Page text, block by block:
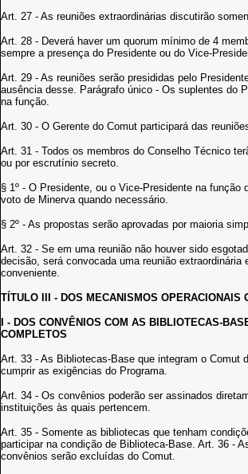
Art. 27 - As reuniões extraordinárias discutirão
Art. 28 - Deverá haver um quorum mínimo de 4
sempre a presença do Presidente ou do Vice-
Art. 29 - As reuniões serão presididas pelo
ausência desse. Parágrafo único - Os suplentes do
na função.
Art. 30 - O Gerente do Comut participará das
Art. 31 - Todos os membros do Conselho Técnico
ou por escrutínio secreto.
§ 1º - O Presidente, ou o Vice-Presidente na
voto de Minerva quando necessário.
§ 2º - As propostas serão aprovadas por maioria
Art. 32 - Se em uma reunião não houver sido
decisão, será convocada uma reunião
conveniente.
TÍTULO III - DOS MECANISMOS OPERACIONAIS
I - DOS CONVÊNIOS COM AS BIBLIOTECAS-
COMPLETOS
Art. 33 - As Bibliotecas-Base que integram o Comut
cumprir as exigências do Programa.
Art. 34 - Os convênios poderão ser assinados
instituições às quais pertencem.
Art. 35 - Somente as bibliotecas que tenham
participar na condição de Biblioteca-Base. Art. 36 -
convênios serão excluídas do Comut.